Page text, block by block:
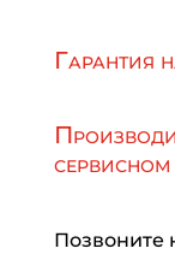
Гарантия
Позвоните